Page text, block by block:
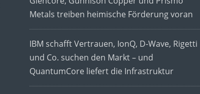
Metals treiben heimische Förderung voran
IBM schafft Vertrauen, IonQ, D-Wave, Rigetti
und Co. suchen den Markt – und
QuantumCore liefert die Infrastruktur